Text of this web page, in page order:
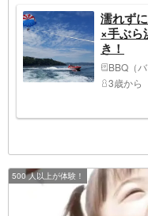
濡れず
×手ぶ
き！
BBQ（
3歳から
500 人以上が体験！